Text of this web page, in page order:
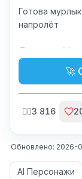
Готова
напролёт
Другие вайфу:
Поддержка:
🚀
🙍‍♂️3 816
Обновлено: 2026-
AI Персонажи